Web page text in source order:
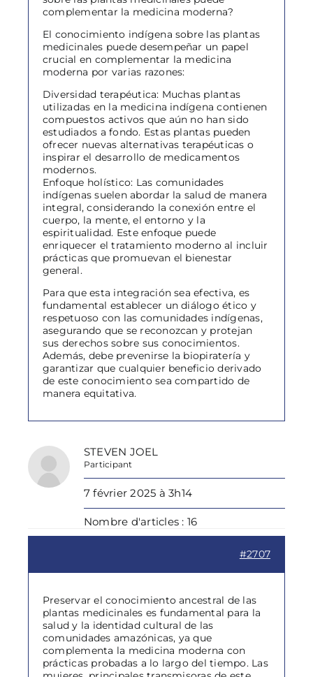
complementar la medicina moderna?
El conocimiento indígena sobre las plantas
medicinales puede desempeñar un papel
crucial en complementar la medicina
moderna por varias razones:
Diversidad terapéutica: Muchas plantas
utilizadas en la medicina indígena contienen
compuestos activos que aún no han sido
estudiados a fondo. Estas plantas pueden
ofrecer nuevas alternativas terapéuticas o
inspirar el desarrollo de medicamentos
modernos.
Enfoque holístico: Las comunidades
indígenas suelen abordar la salud de manera
integral, considerando la conexión entre el
cuerpo, la mente, el entorno y la
espiritualidad. Este enfoque puede
enriquecer el tratamiento moderno al incluir
prácticas que promuevan el bienestar
general.
Para que esta integración sea efectiva, es
fundamental establecer un diálogo ético y
respetuoso con las comunidades indígenas,
asegurando que se reconozcan y protejan
sus derechos sobre sus conocimientos.
Además, debe prevenirse la biopiratería y
garantizar que cualquier beneficio derivado
de este conocimiento sea compartido de
manera equitativa.
STEVEN JOEL
Participant
7 février 2025 à 3h14
Nombre d'articles : 16
#2707
Preservar el conocimiento ancestral de las
plantas medicinales es fundamental para la
salud y la identidad cultural de las
comunidades amazónicas, ya que
complementa la medicina moderna con
prácticas probadas a lo largo del tiempo. Las